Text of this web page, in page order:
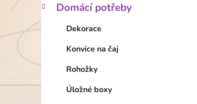
Domácí potřeby
Dekorace
Konvice na čaj
Rohožky
Úložné boxy